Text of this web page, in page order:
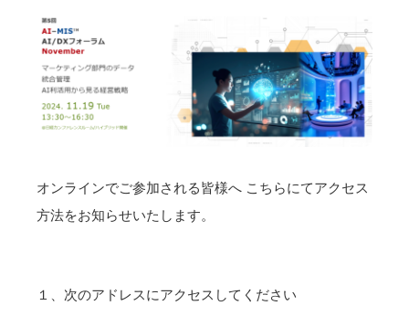
オンラインでご参加される皆様へ こちらにてアクセス
方法をお知らせいたします。
１、次のアドレスにアクセスしてください